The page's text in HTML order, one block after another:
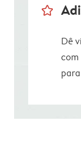
star_outline
Dê
com